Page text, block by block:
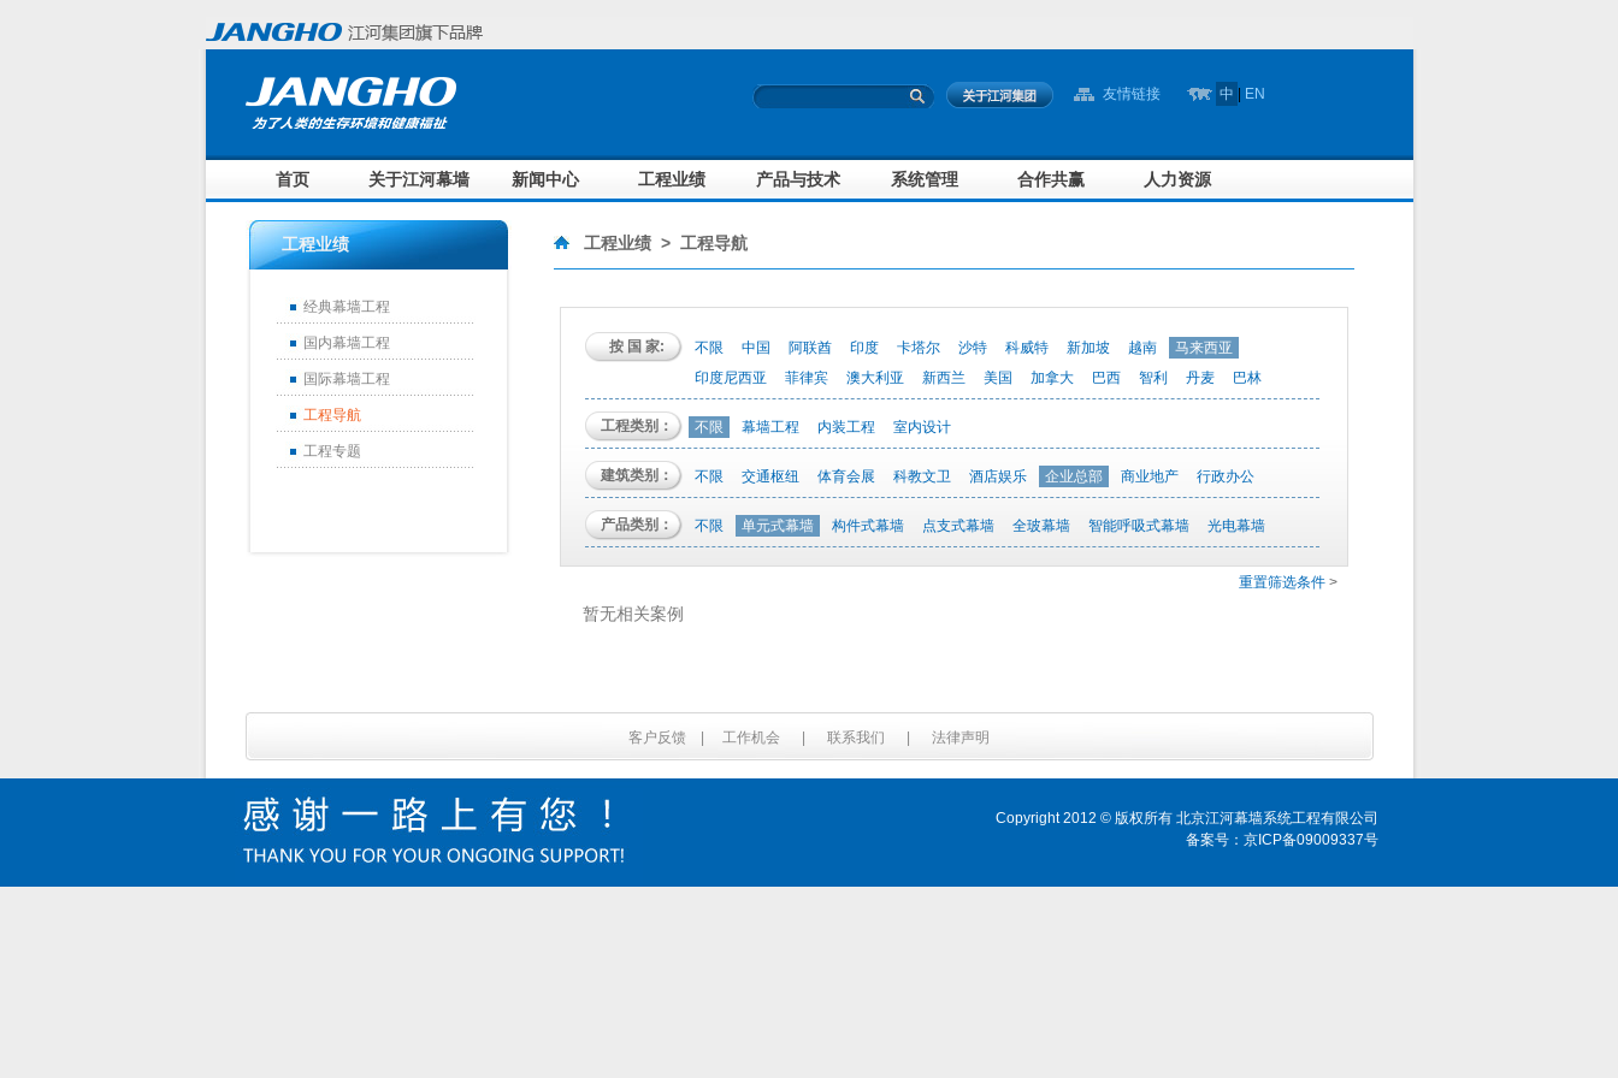
友情链接 中 EN
首页 关于江河幕墙 新闻中心 工程业绩 产品与技术 系统管理 合作共赢 人力资源
工程业绩
经典幕墙工程
国内幕墙工程
国际幕墙工程
工程导航
工程专题
工程业绩> 工程导航
按 国 家: 不限 中国 阿联酋 印度 卡塔尔 沙特 科威特 新加坡 越南
马来西亚
印度尼西亚
菲律宾 澳大利亚 新西兰 美国 加拿大 巴西 智利 丹麦 巴林
工程类别： 不限 幕墙工程 内装工程 室内设计
建筑类别： 不限 交通枢纽 体育会展 科教文卫 酒店娱乐 企业总部 商业地产 行政办公
产品类别： 不限 单元式幕墙 构件式幕墙 点支式幕墙 全玻幕墙 智能呼吸式幕墙 光电幕墙
重置筛选条件>
暂无相关案例
客户反馈 工作机会 联系我们 法律声明
Copyright 2012 © 版权所有 北京江河幕墙系统工程有限公司
备案号：京ICP备09009337号